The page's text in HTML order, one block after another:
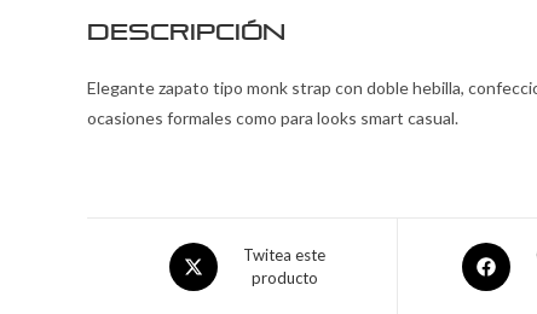
Descripción
Elegante zapato tipo monk strap con doble hebilla,
ocasiones formales como para looks smart casual.
Twitea este
producto